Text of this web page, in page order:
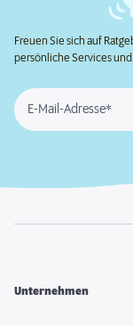
Freuen Sie sich auf
persönliche Services
E-Mail-Adresse*
Unternehmen